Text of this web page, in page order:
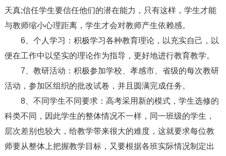
天真;信任学生要信任他们的潜在能力，只有这样，学生才能
与教师缩小心理距离，学生才会对教师产生依赖感。
6、个人学习：积极学习各种教育理论，以充实自己，以
便在工作中以坚实的理论作为指导，更好地进行教育教学。
7、教研活动：积极参加学校、孝感市、省级的每次教研
活动，参加区组织的批改试卷，并且圆满完成任务。
8、不同学生不同要求：高考采用新的模式，学生选修的
科类不同，因此学生的整体情况不一样，同一班级的学生，
层次差别也较大，给教学带来很大的难度，这就要求每位教
师要从整体上把握教学目标，又要根据各班实际情况制定出